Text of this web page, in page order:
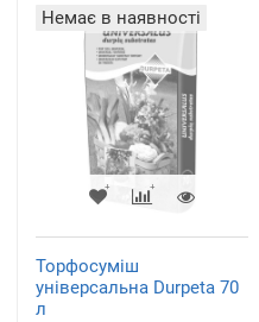
Немає в наявності
Торфосуміш
універсальна Durpeta 70
л